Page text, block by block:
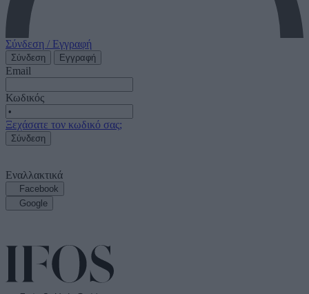
Σύνδεση / Εγγραφή
Σύνδεση Εγγραφή
Email
Κωδικός
Ξεχάσατε τον κωδικό σας;
Σύνδεση
Εναλλακτικά
Facebook
Google